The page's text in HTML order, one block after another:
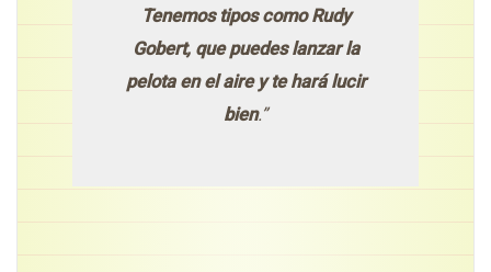
Tenemos tipos como Rudy
Gobert, que puedes lanzar la
pelota en el aire y te hará lucir
bien.”